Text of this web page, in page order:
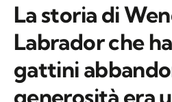
La storia di
Labrador che
gattini